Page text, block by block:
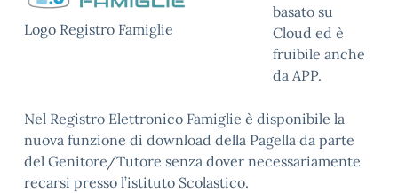
Logo Registro Famiglie
basato su
Cloud ed è
fruibile anche
da APP.
Nel Registro Elettronico Famiglie è disponibile la
nuova funzione di download della Pagella da parte
del Genitore/Tutore senza dover necessariamente
recarsi presso l’istituto Scolastico.